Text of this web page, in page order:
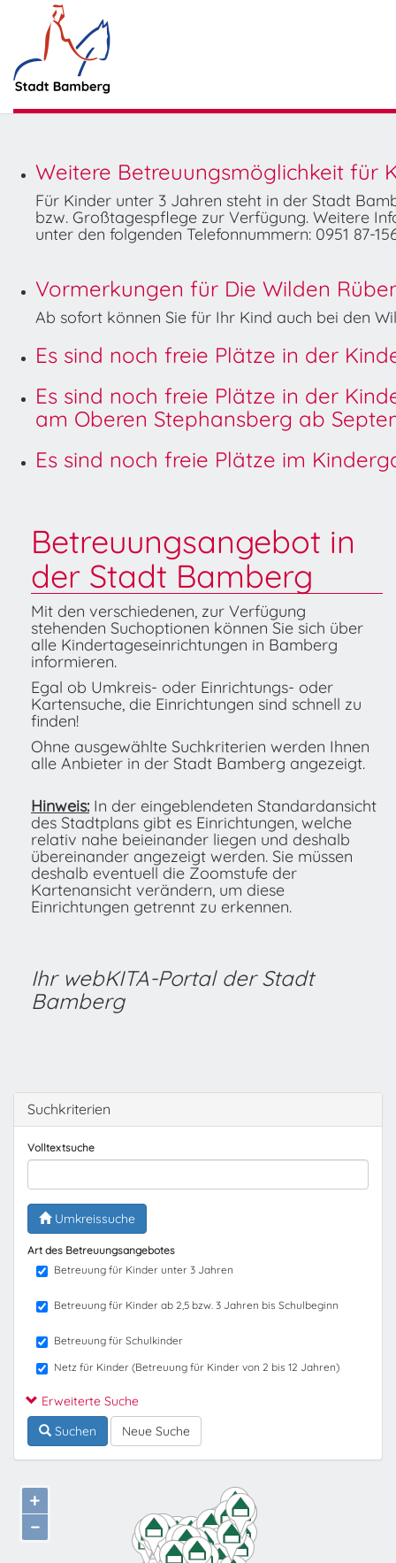
Weitere Betreuungsmöglichkeit für
Für Kinder unter 3 Jahren steht in der Stadt
bzw. Großtagespflege zur Verfügung. Weitere
unter den folgenden Telefonnummern: 0951 87-
Vormerkungen für Die Wilden
Ab sofort können Sie für Ihr Kind auch bei den
Es sind noch freie Plätze in der
Es sind noch freie Plätze in der
am Oberen Stephansberg ab
Es sind noch freie Plätze im
Betreuungsangebot in
der Stadt Bamberg
Mit den verschiedenen, zur Verfügung
stehenden Suchoptionen können Sie sich über
alle Kindertageseinrichtungen in Bamberg
informieren.
Egal ob Umkreis- oder Einrichtungs- oder
Kartensuche, die Einrichtungen sind schnell zu
finden!
Ohne ausgewählte Suchkriterien werden Ihnen
alle Anbieter in der Stadt Bamberg angezeigt.
Hinweis: In der eingeblendeten Standardansicht
des Stadtplans gibt es Einrichtungen, welche
relativ nahe beieinander liegen und deshalb
übereinander angezeigt werden. Sie müssen
deshalb eventuell die Zoomstufe der
Kartenansicht verändern, um diese
Einrichtungen getrennt zu erkennen.
Ihr webKITA-Portal der Stadt
Bamberg
Suchkriterien
Volltextsuche
Umkreissuche
Art des Betreuungsangebotes
Betreuung für Kinder unter 3 Jahren
Betreuung für Kinder ab 2,5 bzw. 3 Jahren bis Schulbeginn
Betreuung für Schulkinder
Netz für Kinder (Betreuung für Kinder von 2 bis 12 Jahren)
Erweiterte Suche
Suchen
Neue Suche
+
−